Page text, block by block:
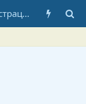
Регистрация